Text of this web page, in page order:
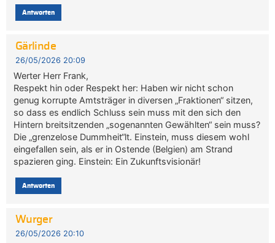
Antworten
Gärlinde
26/05/2026 20:09
Werter Herr Frank,
Respekt hin oder Respekt her: Haben wir nicht schon
genug korrupte Amtsträger in diversen „Fraktionen“ sitzen,
so dass es endlich Schluss sein muss mit den sich den
Hintern breitsitzenden „sogenannten Gewählten“ sein muss?
Die „grenzelose Dummheit“lt. Einstein, muss diesem wohl
eingefallen sein, als er in Ostende (Belgien) am Strand
spazieren ging. Einstein: Ein Zukunftsvisionär!
Antworten
Wurger
26/05/2026 20:10